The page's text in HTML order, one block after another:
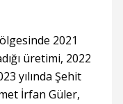
2021
üretimi, 2022
yılında Şehit
İrfan Güler,